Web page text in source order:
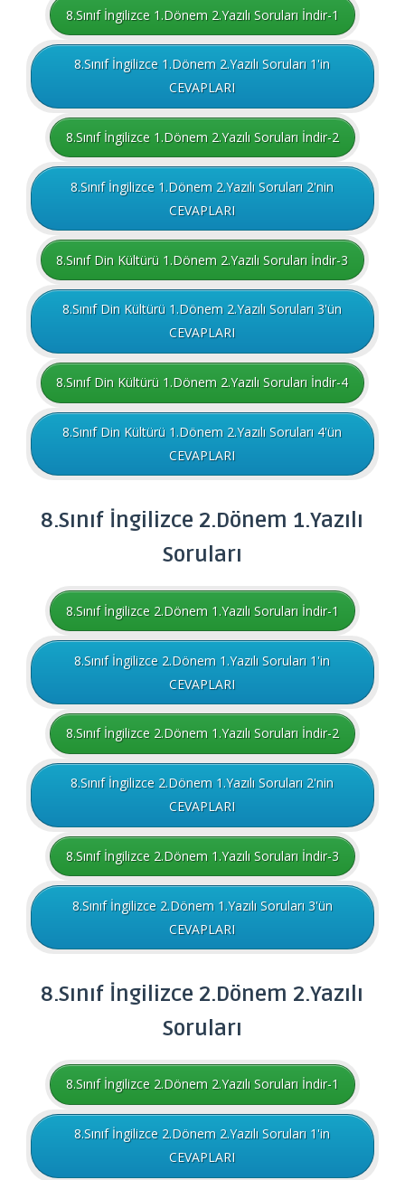
8.Sınıf İngilizce 1.Dönem 2.Yazılı Soruları İndir-1
8.Sınıf İngilizce 1.Dönem 2.Yazılı Soruları 1'in
CEVAPLARI
8.Sınıf İngilizce 1.Dönem 2.Yazılı Soruları İndir-2
8.Sınıf İngilizce 1.Dönem 2.Yazılı Soruları 2'nin
CEVAPLARI
8.Sınıf Din Kültürü 1.Dönem 2.Yazılı Soruları İndir-3
8.Sınıf Din Kültürü 1.Dönem 2.Yazılı Soruları 3'ün
CEVAPLARI
8.Sınıf Din Kültürü 1.Dönem 2.Yazılı Soruları İndir-4
8.Sınıf Din Kültürü 1.Dönem 2.Yazılı Soruları 4'ün
CEVAPLARI
8.Sınıf İngilizce 2.Dönem 1.Yazılı
Soruları
8.Sınıf İngilizce 2.Dönem 1.Yazılı Soruları İndir-1
8.Sınıf İngilizce 2.Dönem 1.Yazılı Soruları 1'in
CEVAPLARI
8.Sınıf İngilizce 2.Dönem 1.Yazılı Soruları İndir-2
8.Sınıf İngilizce 2.Dönem 1.Yazılı Soruları 2'nin
CEVAPLARI
8.Sınıf İngilizce 2.Dönem 1.Yazılı Soruları İndir-3
8.Sınıf İngilizce 2.Dönem 1.Yazılı Soruları 3'ün
CEVAPLARI
8.Sınıf İngilizce 2.Dönem 2.Yazılı
Soruları
8.Sınıf İngilizce 2.Dönem 2.Yazılı Soruları İndir-1
8.Sınıf İngilizce 2.Dönem 2.Yazılı Soruları 1'in
CEVAPLARI